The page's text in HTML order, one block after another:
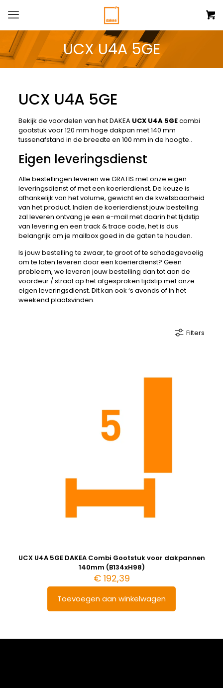
UCX U4A 5GE
UCX U4A 5GE
Bekijk de voordelen van het DAKEA UCX U4A 5GEcombi
gootstuk voor 120 mm hoge dakpan met 140 mm
tussenafstand in de breedte en 100 mm in de hoogte..
Eigen leveringsdienst
Alle bestellingen leveren we GRATIS met onze eigen
leveringsdienst of met een koerierdienst. De keuze is
afhankelijk van het volume, gewicht en de kwetsbaarheid
van het product. Indien de koerierdienst jouw bestelling
zal leveren ontvang je een e-mail met daarin het tijdstip
van levering en een track & trace code, het is dus
belangrijk om je mailbox goed in de gaten te houden.
Is jouw bestelling te zwaar, te groot of te schadegevoelig
om te laten leveren door een koerierdienst? Geen
probleem, we leveren jouw bestelling dan tot aan de
voordeur / straat op het afgesproken tijdstip met onze
eigen leveringsdienst. Dit kan ook ‘s avonds of in het
weekend plaatsvinden.
Filters
UCX U4A 5GE DAKEA Combi Gootstuk voor dakpannen
140mm (B134xH98)
€192,39
Toevoegen aan winkelwagen